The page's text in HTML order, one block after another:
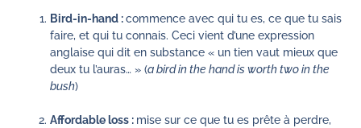
Bird-in-hand :commence avec qui tu es, ce que tu sais
faire, et qui tu connais. Ceci vient d’une expression
anglaise qui dit en substance « un tien vaut mieux que
deux tu l’auras… » (a bird in the hand is worth two in the
bush)
Affordable loss : mise sur ce que tu es prête à perdre,